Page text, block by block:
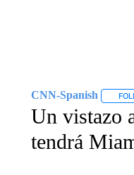
CNN-Spanish
Un vistazo
tendrá